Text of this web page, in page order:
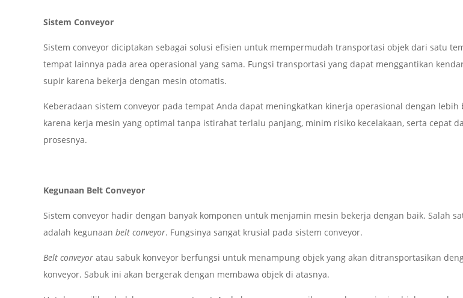
Sistem Conveyor
Sistem conveyor diciptakan sebagai solusi efisien untuk mempermudah transportasi objek dari satu
tempat lainnya pada area operasional yang sama. Fungsi transportasi yang dapat menggantikan
supir karena bekerja dengan mesin otomatis.
Keberadaan sistem conveyor pada tempat Anda dapat meningkatkan kinerja operasional dengan lebih
karena kerja mesin yang optimal tanpa istirahat terlalu panjang, minim risiko kecelakaan, serta cepat
prosesnya.
Kegunaan Belt Conveyor
Sistem conveyor hadir dengan banyak komponen untuk menjamin mesin bekerja dengan baik. Salah
adalah kegunaan belt conveyor. Fungsinya sangat krusial pada sistem conveyor.
Belt conveyoratau sabuk konveyor berfungsi untuk menampung objek yang akan ditransportasikan
konveyor. Sabuk ini akan bergerak dengan membawa objek di atasnya.